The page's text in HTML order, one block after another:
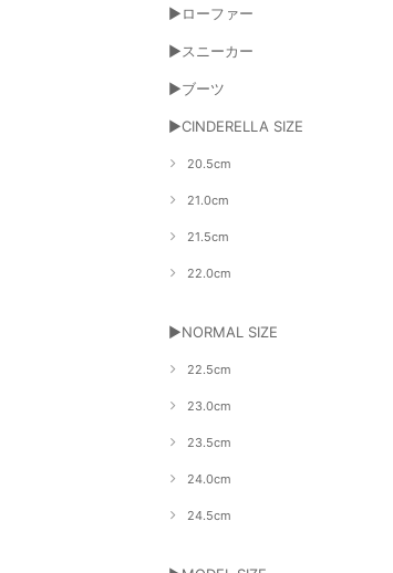
▶ローファー
▶スニーカー
▶ブーツ
▶CINDERELLA SIZE
20.5cm
21.0cm
21.5cm
22.0cm
▶NORMAL SIZE
22.5cm
23.0cm
23.5cm
24.0cm
24.5cm